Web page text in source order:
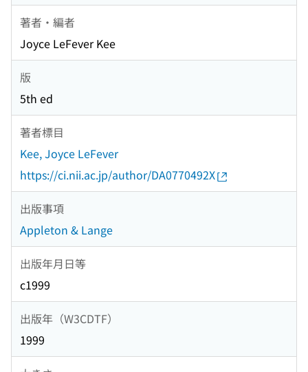
著者・編者
Joyce LeFever Kee
版
5th ed
著者標目
Kee, Joyce LeFever
https://ci.nii.ac.jp/author/DA0770492X
出版事項
Appleton & Lange
出版年月日等
c1999
出版年（W3CDTF）
1999